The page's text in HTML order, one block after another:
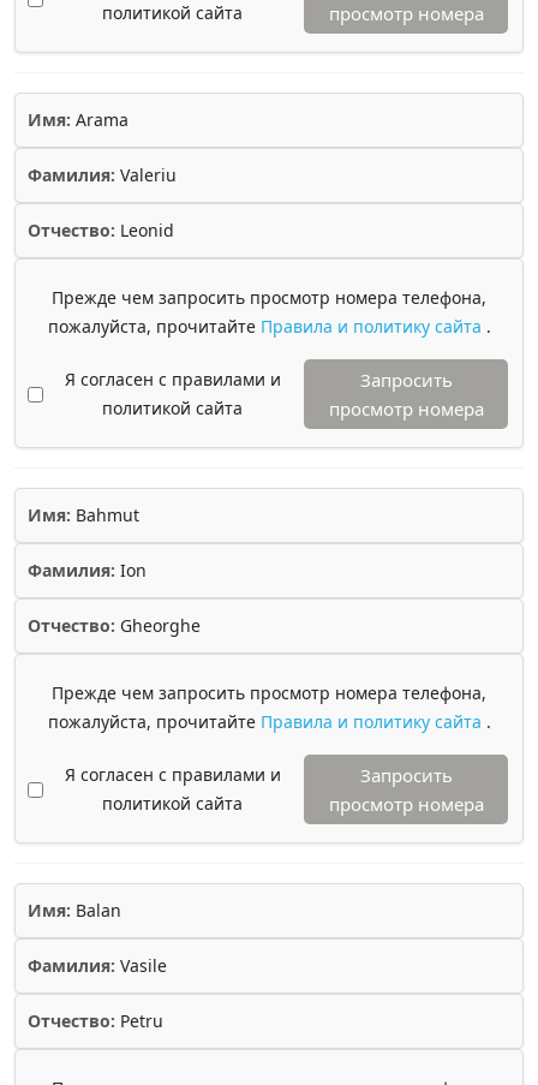
политикой сайта
просмотр номера
Имя: Arama
Фамилия: Valeriu
Отчество: Leonid
Прежде чем запросить просмотр номера телефона,
пожалуйста, прочитайте Правила и политику сайта .
Я согласен с правилами и
политикой сайта
Запросить
просмотр номера
Имя: Bahmut
Фамилия: Ion
Отчество: Gheorghe
Прежде чем запросить просмотр номера телефона,
пожалуйста, прочитайте Правила и политику сайта .
Я согласен с правилами и
политикой сайта
Запросить
просмотр номера
Имя: Balan
Фамилия: Vasile
Отчество: Petru